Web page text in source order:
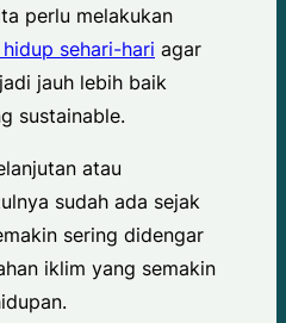
perlu melakukan
sehari-hari agar
jauh lebih baik
sustainable.
atau
sudah ada sejak
sering didengar
iklim yang semakin